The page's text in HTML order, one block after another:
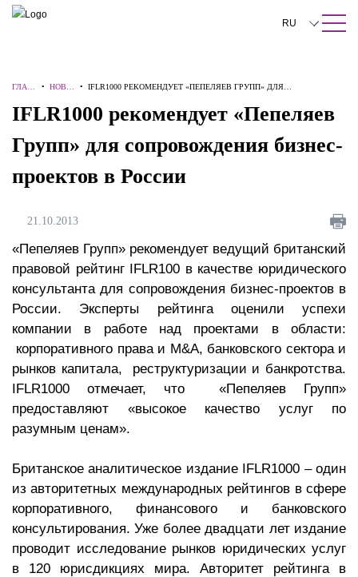
ПОИСК ПО САЙТУ Закрыть
RU
한국어
Deutsch
Español
Français
日本語
Português
ГЛАВ
•НОВО
• IFLR1000 РЕКОМЕНДУЕТ «ПЕПЕЛЯЕВ ГРУПП» ДЛЯ
IFLR1000 рекомендует «Пепеляев
Групп» для сопровождения бизнес-
проектов в России
21.10.2013
«Пепеляев Групп» рекомендует ведущий британский
правовой рейтинг IFLR100 в качестве юридического
консультанта для сопровождения бизнес-проектов в
России. Эксперты рейтинга оценили успехи
компании в работе над проектами в области:
корпоративного права и M&A, банковского сектора и
рынков капитала, реструктуризации и банкротства.
IFLR1000 отмечает, что «Пепеляев Групп»
предоставляют «высокое качество услуг по
разумным ценам».
Британское аналитическое издание IFLR1000 – один
из авторитетных международных рейтингов в сфере
корпоративного, финансового и банковского
консультирования. Уже более двадцати лет издание
проводит исследование рынков юридических услуг
в 120 юрисдикциях мира. Авторитет рейтинга в